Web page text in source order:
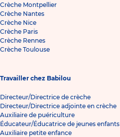
Crèche Montpellier
Crèche Nantes
Crèche Nice
Crèche Paris
Crèche Rennes
Crèche Toulouse
Travailler chez Babilou
Directeur/Directrice de crèche
Directeur/Directrice adjointe en crèche
Auxiliaire de puériculture
Éducateur/Éducatrice de jeunes enfants
Auxiliaire petite enfance